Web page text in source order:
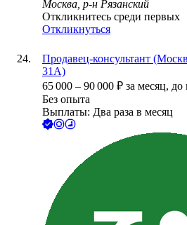
Москва, р-н Рязанский
Откликнитесь среди первых
Откликнуться
Продавец-консультант
31А)
65 000 – 90 000 ₽ за месяц, до
Без опыта
Выплаты: Два раза в месяц